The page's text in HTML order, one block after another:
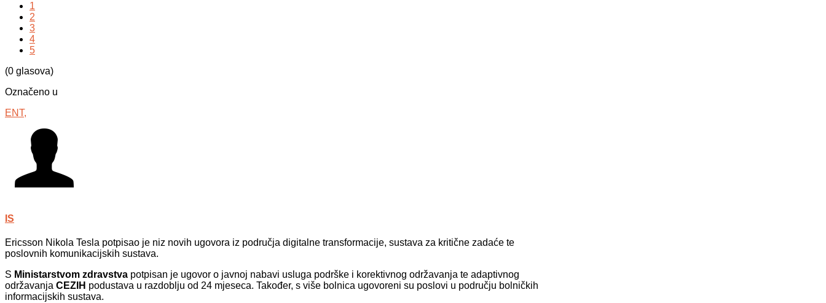
1
2
3
4
5
(0 glasova)
Označeno u
ENT,
IS
Ericsson Nikola Tesla potpisao je niz novih ugovora iz područja digitalne transformacije, sustava za kritične zadaće te
poslovnih komunikacijskih sustava.
S Ministarstvom zdravstva potpisan je ugovor o javnoj nabavi usluga podrške i korektivnog održavanja te adaptivnog
održavanja CEZIH podustava u razdoblju od 24 mjeseca. Također, s više bolnica ugovoreni su poslovi u području bolničkih
informacijskih sustava.